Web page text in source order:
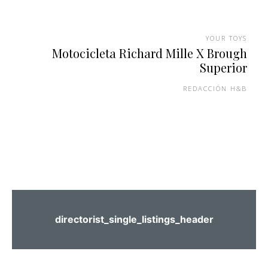
YOUR TOYS
Motocicleta Richard Mille X Brough
Superior
REDACCIÓN H&B
directorist_single_listings_header